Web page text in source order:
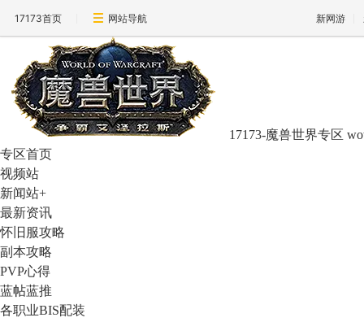
17173首页 网站导航 新网游
17173-魔兽世界专区
专区首页
视频站
新闻站+
最新资讯
怀旧服攻略
副本攻略
PVP心得
蓝帖蓝推
各职业BIS配装